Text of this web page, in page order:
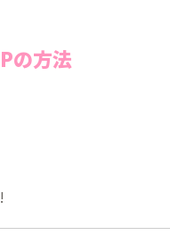
の方法